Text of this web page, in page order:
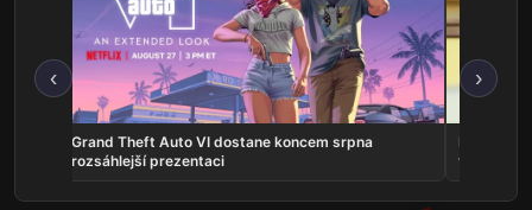
‹
Grand Theft Auto VI dostane koncem srpna
rozsáhlejší prezentaci
vlastní
›